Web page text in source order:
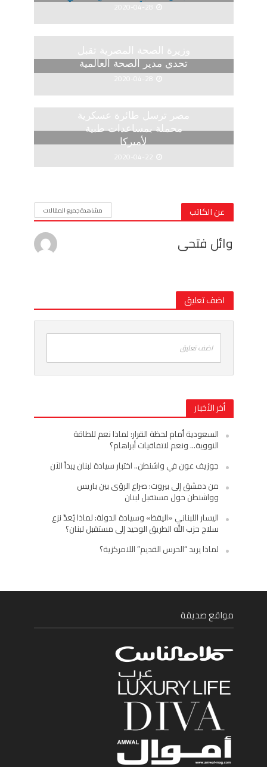
2020-04-28
وزيرة الصحة المصرية تقبل
تحدي مدير الصحة العالمية
2020-04-28
مصر ترسل طائرة عسكرية
محملة بمساعدات طبية
لأميركا
2020-04-22
عن الكاتب مشاهدة جميع المقالات
وائل فتحى
اضف تعليق
اضف تعليق
أخر الأخبار
السعودية أمام لحظة القرار: لماذا نعم للطاقة
النووية… ونعم لاتفاقيات أبراهام؟
جوزيف عون في واشنطن.. اختبار سيادة لبنان يبدأ الآن
من دمشق إلى بيروت: صراع الرؤى بين باريس
وواشنطن حول مستقبل لبنان
اليسار اللبناني «اليقظ» وسيادة الدولة: لماذا يُعدّ نزع
سلاح حزب الله الطريق الوحيد إلى مستقبل لبنان؟
لماذا يريد “الحرس القديم” اللامركزية؟
مواقع صديقة